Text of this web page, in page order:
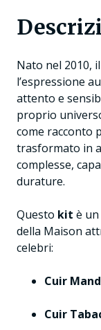
Nato nel 2010,
l’espressione
attento e
proprio
come racconto
trasformato in
complesse,
durature.
Questo kit è
della Maison
celebri:
Cuir
Cuir